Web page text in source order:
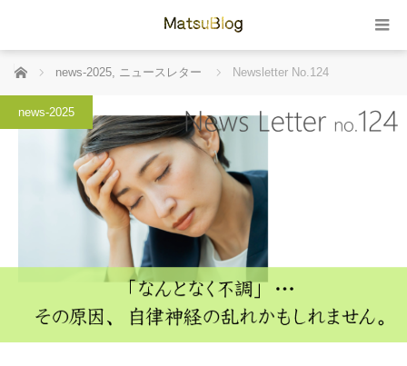
ホーム news-2025, ニュースレター Newsletter No.124
news-2025